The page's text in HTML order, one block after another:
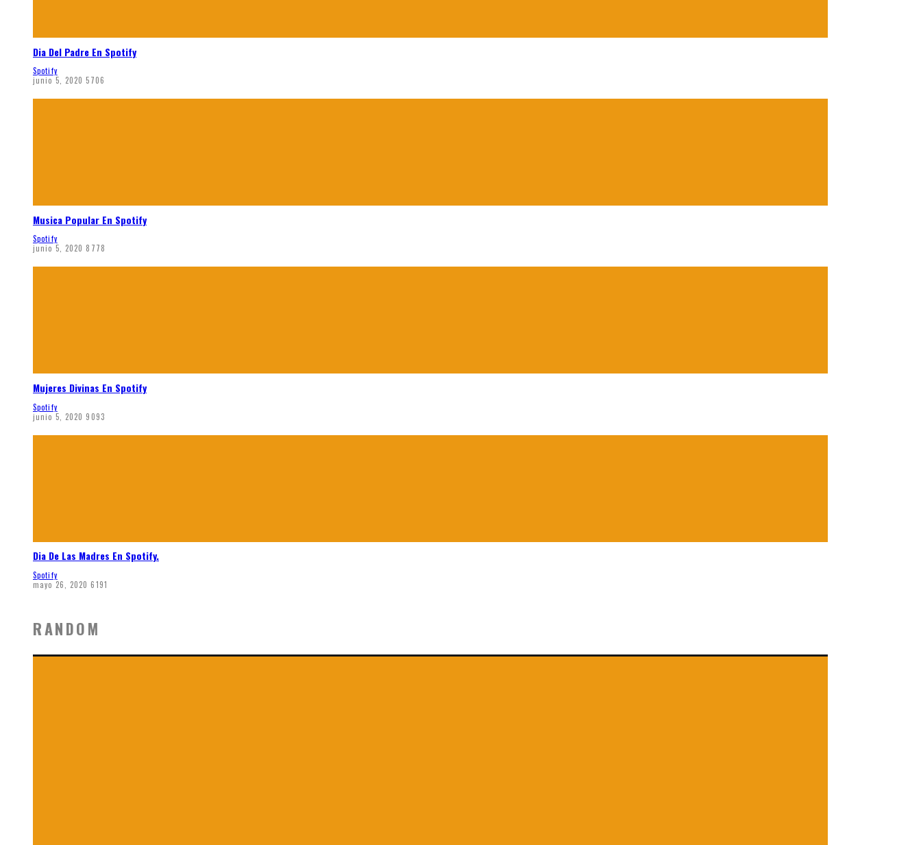
Dia Del Padre En Spotify
Spotify
junio 5, 2020 5706
Musica Popular En Spotify
Spotify
junio 5, 2020 8778
Mujeres Divinas En Spotify
Spotify
junio 5, 2020 9093
Dia De Las Madres En Spotify.
Spotify
mayo 26, 2020 6191
RANDOM